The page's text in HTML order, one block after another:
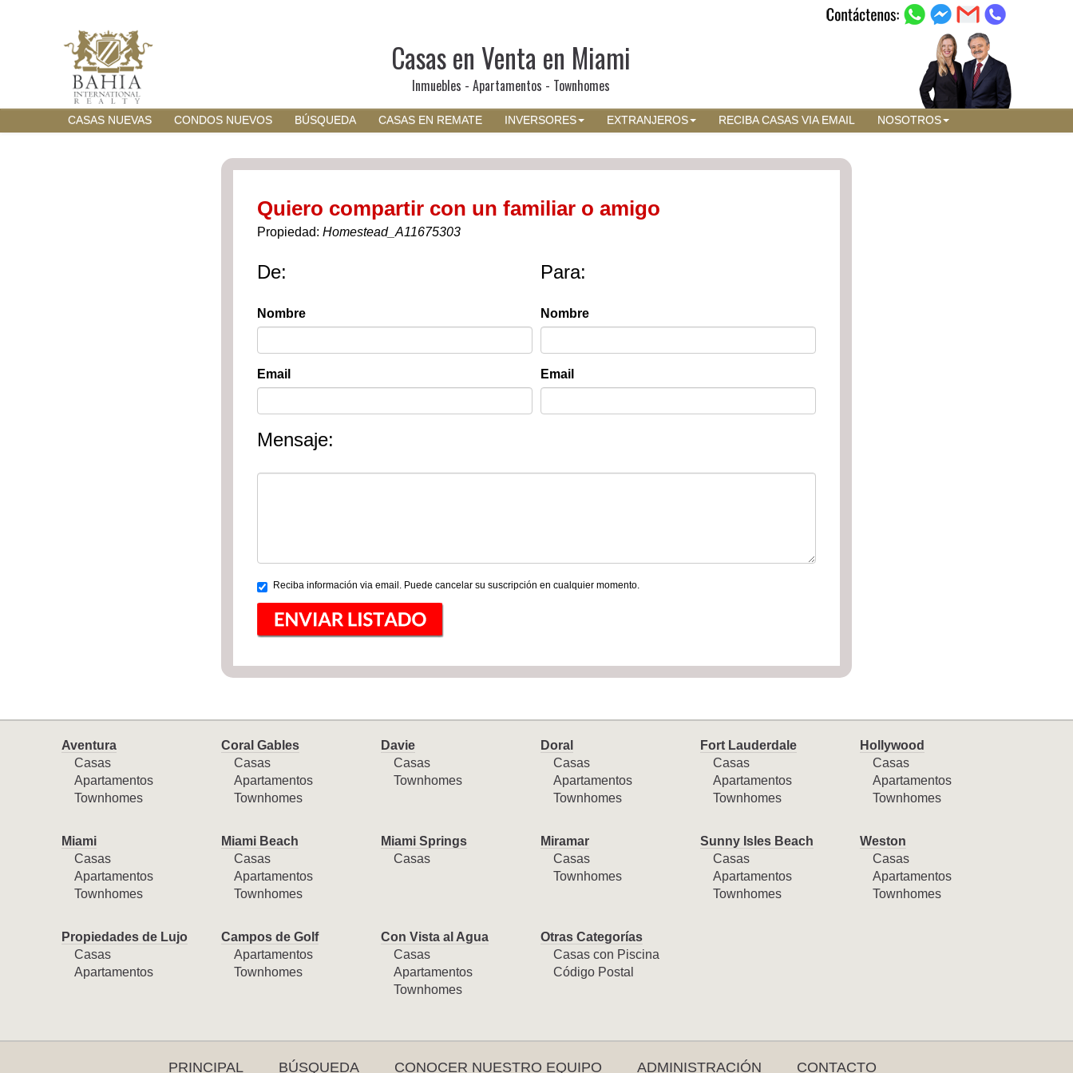
Casas en Venta en Miami
Inmuebles - Apartamentos - Townhomes
CASAS NUEVAS CONDOS NUEVOS BÚSQUEDA CASAS EN REMATE INVERSORES EXTRANJEROS RECIBA CASAS VIA EMAIL NOSOTROS
Quiero compartir con un familiar o amigo
Propiedad: Homestead_A11675303
De:
Nombre
Email
Para:
Nombre
Email
Mensaje:
Reciba información via email. Puede cancelar su suscripción en cualquier momento.
Aventura
Casas
Apartamentos
Townhomes
Coral Gables
Casas
Apartamentos
Townhomes
Davie
Casas
Townhomes
Doral
Casas
Apartamentos
Townhomes
Fort Lauderdale
Casas
Apartamentos
Townhomes
Hollywood
Casas
Apartamentos
Townhomes
Miami
Casas
Apartamentos
Townhomes
Miami Beach
Casas
Apartamentos
Townhomes
Miami Springs
Casas
Miramar
Casas
Townhomes
Sunny Isles Beach
Casas
Apartamentos
Townhomes
Weston
Casas
Apartamentos
Townhomes
Propiedades de Lujo
Casas
Apartamentos
Campos de Golf
Apartamentos
Townhomes
Con Vista al Agua
Casas
Apartamentos
Townhomes
Otras Categorías
Casas con Piscina
Código Postal
PRINCIPAL BÚSQUEDA CONOCER NUESTRO EQUIPO ADMINISTRACIÓN CONTACTO